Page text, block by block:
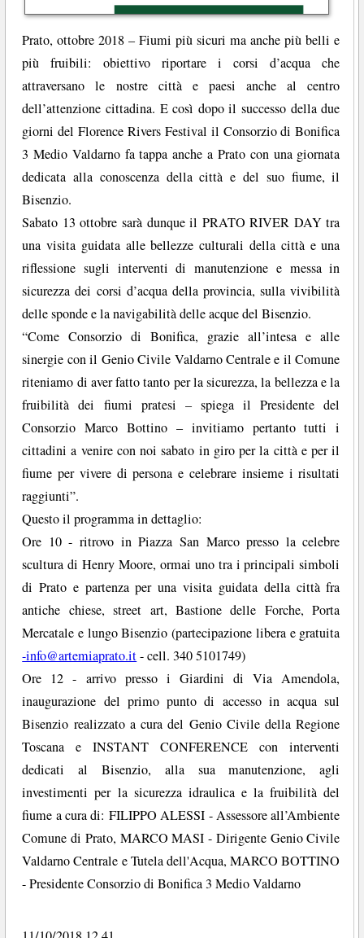
Prato, ottobre 2018 – Fiumi più sicuri ma anche più belli e
più fruibili: obiettivo riportare i corsi d’acqua che
attraversano le nostre città e paesi anche al centro
dell’attenzione cittadina. E così dopo il successo della due
giorni del Florence Rivers Festival il Consorzio di Bonifica
3 Medio Valdarno fa tappa anche a Prato con una giornata
dedicata alla conoscenza della città e del suo fiume, il
Bisenzio.
Sabato 13 ottobre sarà dunque il PRATO RIVER DAY tra
una visita guidata alle bellezze culturali della città e una
riflessione sugli interventi di manutenzione e messa in
sicurezza dei corsi d’acqua della provincia, sulla vivibilità
delle sponde e la navigabilità delle acque del Bisenzio.
“Come Consorzio di Bonifica, grazie all’intesa e alle
sinergie con il Genio Civile Valdarno Centrale e il Comune
riteniamo di aver fatto tanto per la sicurezza, la bellezza e la
fruibilità dei fiumi pratesi – spiega il Presidente del
Consorzio Marco Bottino – invitiamo pertanto tutti i
cittadini a venire con noi sabato in giro per la città e per il
fiume per vivere di persona e celebrare insieme i risultati
raggiunti”.
Questo il programma in dettaglio:
Ore 10 - ritrovo in Piazza San Marco presso la celebre
scultura di Henry Moore, ormai uno tra i principali simboli
di Prato e partenza per una visita guidata della città fra
antiche chiese, street art, Bastione delle Forche, Porta
Mercatale e lungo Bisenzio (partecipazione libera e gratuita
-info@artemiaprato.it- cell. 340 5101749)
Ore 12 - arrivo presso i Giardini di Via Amendola,
inaugurazione del primo punto di accesso in acqua sul
Bisenzio realizzato a cura del Genio Civile della Regione
Toscana e INSTANT CONFERENCE con interventi
dedicati al Bisenzio, alla sua manutenzione, agli
investimenti per la sicurezza idraulica e la fruibilità del
fiume a cura di: FILIPPO ALESSI - Assessore all’Ambiente
Comune di Prato, MARCO MASI - Dirigente Genio Civile
Valdarno Centrale e Tutela dell'Acqua, MARCO BOTTINO
- Presidente Consorzio di Bonifica 3 Medio Valdarno